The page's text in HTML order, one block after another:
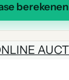
berekenen